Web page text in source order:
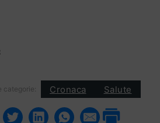
categorie: Cronaca Salute